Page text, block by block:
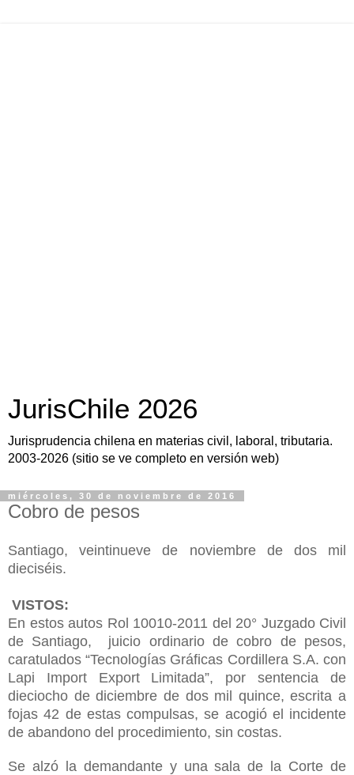
JurisChile 2026
Jurisprudencia chilena en materias civil, laboral, tributaria.
2003-2026 (sitio se ve completo en versión web)
miércoles, 30 de noviembre de 2016
Cobro de pesos
Santiago, veintinueve de noviembre de dos mil
dieciséis.
VISTOS:
En estos autos Rol 10010-2011 del 20° Juzgado Civil
de Santiago, juicio ordinario de cobro de pesos,
caratulados “Tecnologías Gráficas Cordillera S.A. con
Lapi Import Export Limitada”, por sentencia de
dieciocho de diciembre de dos mil quince, escrita a
fojas 42 de estas compulsas, se acogió el incidente
de abandono del procedimiento, sin costas.
Se alzó la demandante y una sala de la Corte de